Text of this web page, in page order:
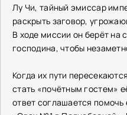
Лу Чи, тайный эмиссар
раскрыть заговор,
В ходе миссии он берёт на
господина, чтобы
Когда их пути
стать «почётным гостем»
ответ соглашается помочь